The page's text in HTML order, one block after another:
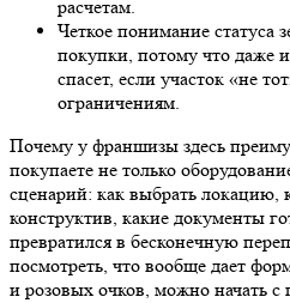
расчетам.
Четкое понимание статуса
покупки, потому что даже
спасет, если участок «не
ограничениям.
Почему у франшизы здесь
покупаете не только
сценарий: как выбрать локацию,
конструктив, какие документы
превратился в бесконечную
посмотреть, что вообще дает
и розовых очков, можно начать с